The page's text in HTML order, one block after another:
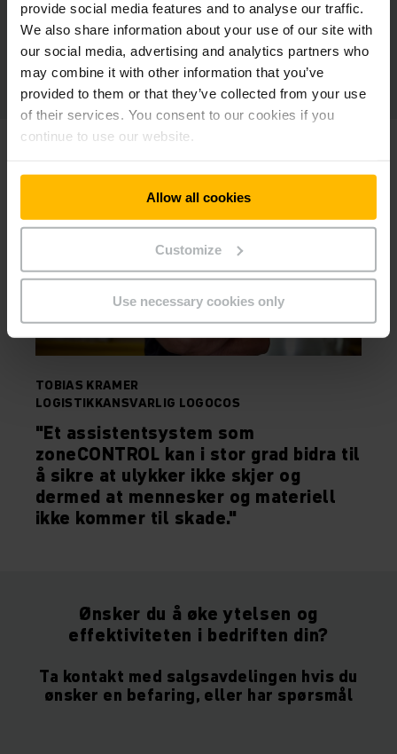
provide social media features and to analyse our traffic.
We also share information about your use of our site with
our social media, advertising and analytics partners who
may combine it with other information that you’ve
provided to them or that they’ve collected from your use
of their services. You consent to our cookies if you
continue to use our website.
Allow all cookies
Customize
Use necessary cookies only
TOBIAS KRAMER
LOGISTIKKANSVARLIG LOGOCOS
"Et assistentsystem som
zoneCONTROL kan i stor grad bidra til
å sikre at ulykker ikke skjer og
dermed at mennesker og materiell
ikke kommer til skade."
Ønsker du å øke ytelsen og
effektiviteten i bedriften din?
Ta kontakt med salgsavdelingen hvis du
ønsker en befaring, eller har spørsmål